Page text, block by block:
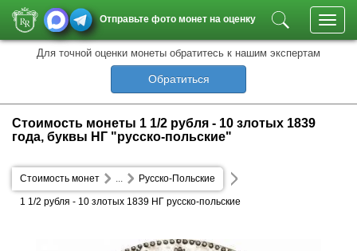
Отправьте фото монет на оценку
Для точной оценки монеты обратитесь к нашим экспертам
Обратиться
Стоимость монеты 1 1/2 рубля - 10 злотых 1839
года, буквы НГ "русско-польские"
Стоимость монет Русско-Польские
...
1 1/2 рубля - 10 злотых 1839 НГ русско-польские